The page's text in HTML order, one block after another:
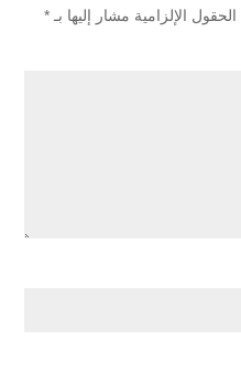
الحقول الإلزامية مشار إليها بـ *